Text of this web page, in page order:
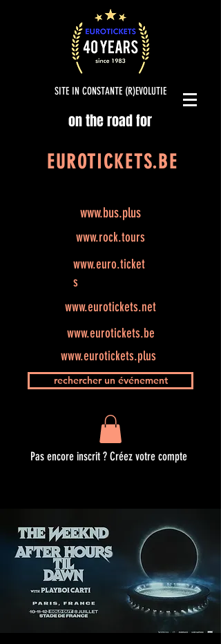
SITE IN CONSTANTE (R)EVOLUTIE
on the road for
EUROTICKETS.BE
www.bus.plus
www.rock.tours
www.euro.ticket
s
www.eurotickets.net
www.eurotickets.be
www.eurotickets.plus
rechercher un événement
Pas encore inscrit ? Créez votre compte